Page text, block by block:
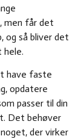
men får det
og så bliver det
hele.
have faste
opdatere
passer til din
Det behøver
der virker